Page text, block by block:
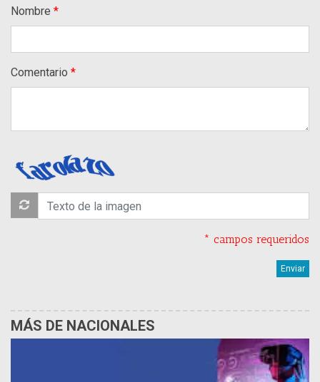
Nombre
Comentario
* campos requeridos
MÁS DE NACIONALES